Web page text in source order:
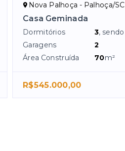
Nova Palhoça - Palhoça/SC
Casa Geminada
Dormitórios 3, sendo
Garagens
2
Área Construída
70m²
R$545.000,00